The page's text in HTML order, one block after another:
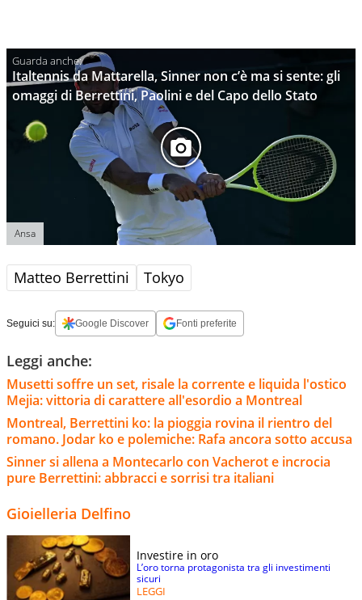
Italtennis da Mattarella, Sinner non c’è ma si sente: gli
omaggi di Berrettini, Paolini e del Capo dello Stato
Ansa
Matteo Berrettini Tokyo
Seguici su: Google Discover Fonti preferite
Leggi anche:
Musetti soffre un set, risale la corrente e liquida l'ostico
Mejia: vittoria di carattere all'esordio a Montreal
Montreal, Berrettini ko: la pioggia rovina il rientro del
romano. Jodar ko e polemiche: Rafa ancora sotto accusa
Sinner si allena a Montecarlo con Vacherot e incrocia
pure Berrettini: abbracci e sorrisi tra italiani
Gioielleria Delfino
Investire in oro
L’oro torna protagonista tra gli investimenti
sicuri
LEGGI